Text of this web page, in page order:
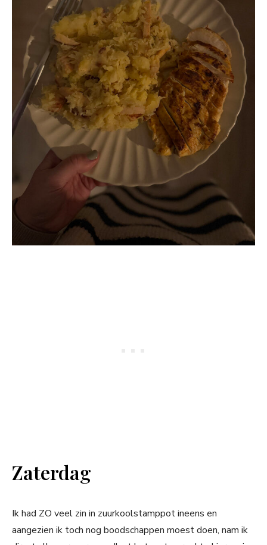
Zaterdag
Ik had ZO veel zin in zuurkoolstamppot ineens en
aangezien ik toch nog boodschappen moest doen, nam ik